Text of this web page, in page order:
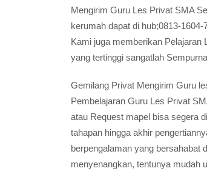
Mengirim Guru Les Privat SMA
kerumah dapat di hub;0813-
Kami juga memberikan
yang tertinggi sangatlah
Gemilang Privat Mengirim Guru
Pembelajaran Guru Les Privat
atau Request mapel bisa segera
tahapan hingga akhir
berpengalaman yang bersahabat
menyenangkan, tentunya mudah